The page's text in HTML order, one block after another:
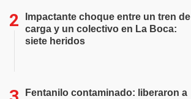
Impactante choque entre un tren de
carga y un colectivo en La Boca:
siete heridos
Fentanilo contaminado: liberaron a